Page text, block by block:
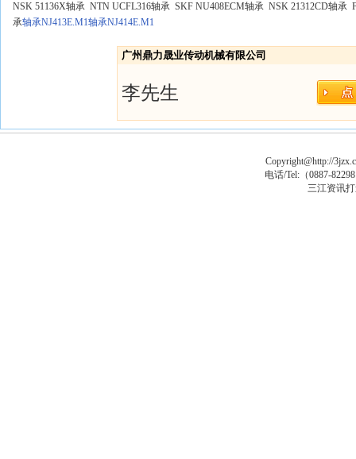
NSK 51136X轴承 NTN UCFL316轴承 SKF NU408ECM轴承 NSK 21312CD轴承
承轴承NJ413E.M1轴承NJ414E.M1
广州鼎力晟业传动机械有限公司
李先生
Copyright@http://
电话/Tel:（0887-
三江资讯